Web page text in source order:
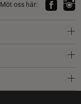
Möt oss här: